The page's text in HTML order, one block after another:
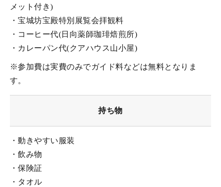
メット付き)
・宝城坊宝殿特別展覧会拝観料
・コーヒー代(日向薬師珈琲焙煎所)
・カレーパン代(クアハウス山小屋)
※参加費は実費のみでガイド料などは無料となりま
す。
持ち物
・動きやすい服装
・飲み物
・保険証
・タオル